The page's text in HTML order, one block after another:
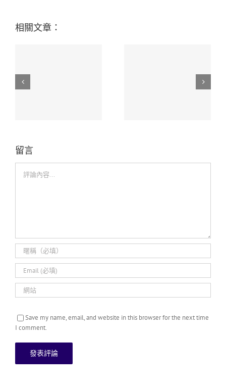
相關文章：
活動回顧_草根足球同
留言
Save my name, email, and website in this browser for the next time
I comment.